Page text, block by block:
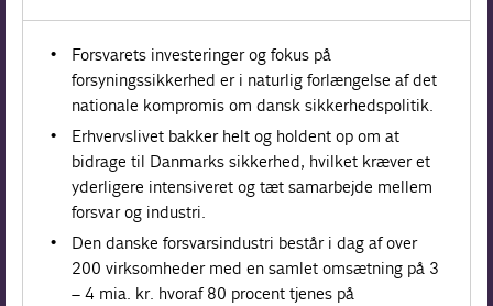
Forsvarets investeringer og fokus på
forsyningssikkerhed er i naturlig forlængelse af det
nationale kompromis om dansk sikkerhedspolitik.
Erhvervslivet bakker helt og holdent op om at
bidrage til Danmarks sikkerhed, hvilket kræver et
yderligere intensiveret og tæt samarbejde mellem
forsvar og industri.
Den danske forsvarsindustri består i dag af over
200 virksomheder med en samlet omsætning på 3
– 4 mia. kr. hvoraf 80 procent tjenes på